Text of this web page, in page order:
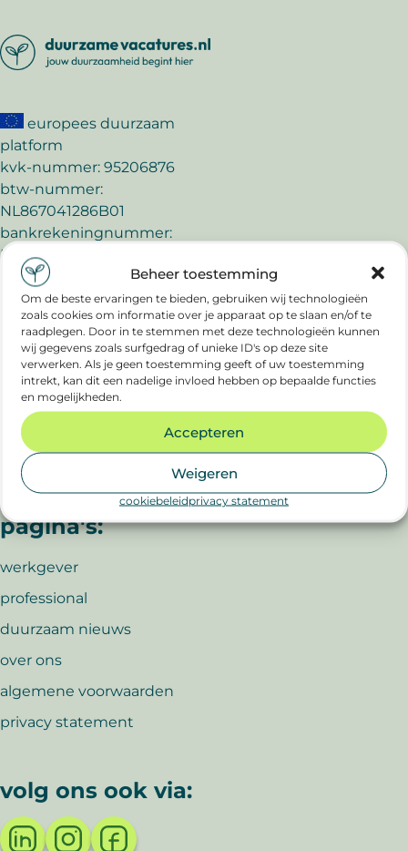
Beheer toestemming
Om de beste ervaringen te bieden, gebruiken wij technologieën
zoals cookies om informatie over je apparaat op te slaan en/of te
raadplegen. Door in te stemmen met deze technologieën kunnen
wij gegevens zoals surfgedrag of unieke ID's op deze site
verwerken. Als je geen toestemming geeft of uw toestemming
intrekt, kan dit een nadelige invloed hebben op bepaalde functies
en mogelijkheden.
Accepteren
Weigeren
cookiebeleidprivacy statement
europees duurzaam
platform
kvk-nummer: 95206876
btw-nummer:
NL867041286B01
bankrekeningnummer:
NL57TRIO0320934764
e-mail:
info@duurzamevacatures.nl
duurzamevacatures.nl is
partner van:
belangrijke
pagina's:
werkgever
professional
duurzaam nieuws
over ons
algemene voorwaarden
privacy statement
volg ons ook via: